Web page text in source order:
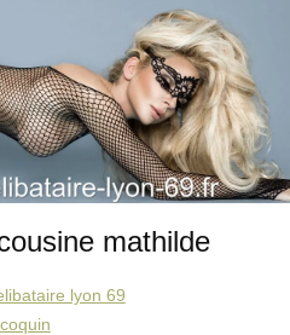
mathilde
lyon 69